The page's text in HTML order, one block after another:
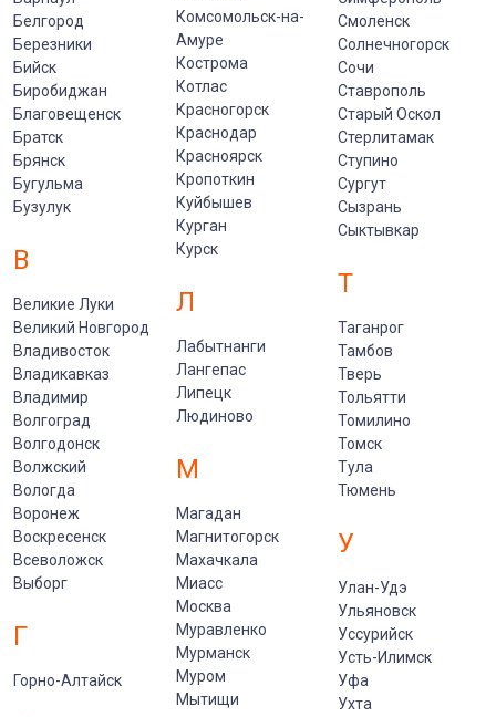
Белгород
Березники
Бийск
Биробиджан
Благовещенск
Братск
Брянск
Бугульма
Бузулук
В
Великие Луки
Великий Новгород
Владивосток
Владикавказ
Владимир
Волгоград
Волгодонск
Волжский
Вологда
Воронеж
Воскресенск
Всеволожск
Выборг
Г
Горно-Алтайск
Комсомольск-на-
Амуре
Кострома
Котлас
Красногорск
Краснодар
Красноярск
Кропоткин
Куйбышев
Курган
Курск
Л
Лабытнанги
Лангепас
Липецк
Людиново
М
Магадан
Магнитогорск
Махачкала
Миасс
Москва
Муравленко
Мурманск
Муром
Мытищи
Смоленск
Солнечногорск
Сочи
Ставрополь
Старый Оскол
Стерлитамак
Ступино
Сургут
Сызрань
Сыктывкар
Т
Таганрог
Тамбов
Тверь
Тольятти
Томилино
Томск
Тула
Тюмень
У
Улан-Удэ
Ульяновск
Уссурийск
Усть-Илимск
Уфа
Ухта